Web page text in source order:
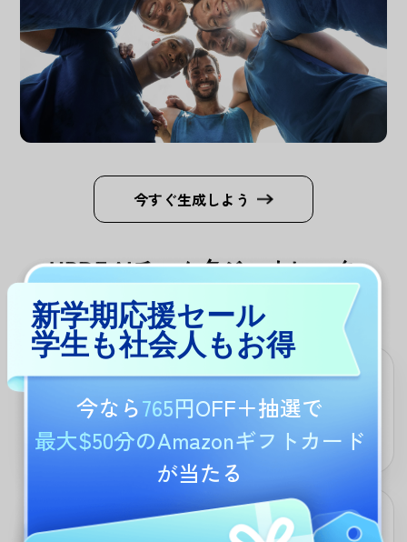
今すぐ生成しよう
UPDF AIチーム名ジェネレータ
ーを使うべき理由は？
選択肢が生み出すパワー
迅速でスマートな提案を得るならGPT-5、より独創的で枠を超え
コントロールできます。
即時に創造性を
新学期応援セール
学生も社会人もお得
今なら765円OFF＋抽選で
最大$50分のAmazonギフトカード
が当たる